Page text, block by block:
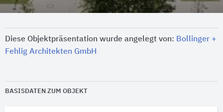
Diese Objektpräsentation wurde angelegt von: Bollinger +
Fehlig Architekten GmbH
BASISDATEN ZUM OBJEKT